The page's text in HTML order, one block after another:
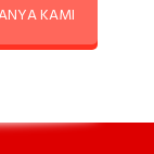
KAMI